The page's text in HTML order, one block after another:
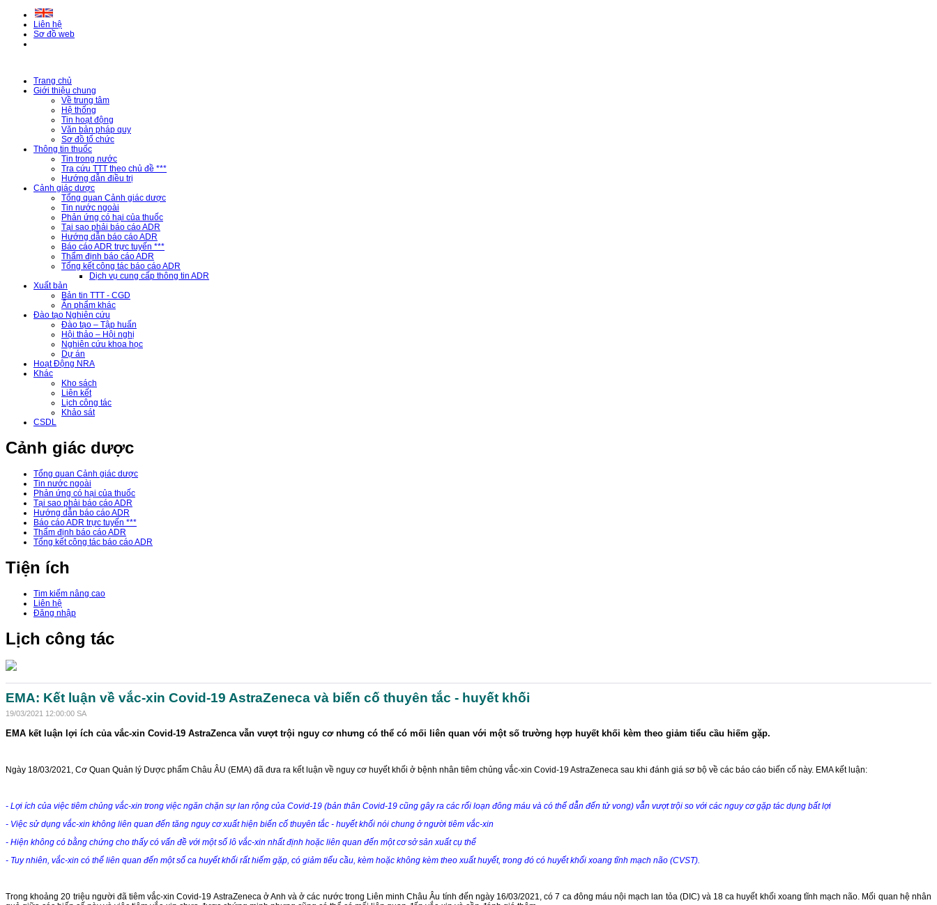
Liên hệ
Sơ đồ web
Trang chủ
Giới thiệu chung
Về trung tâm
Hệ thống
Tin hoạt động
Văn bản pháp quy
Sơ đồ tổ chức
Thông tin thuốc
Tin trong nước
Tra cứu TTT theo chủ đề ***
Hướng dẫn điều trị
Cảnh giác dược
Tổng quan Cảnh giác dược
Tin nước ngoài
Phản ứng có hại của thuốc
Tại sao phải báo cáo ADR
Hướng dẫn báo cáo ADR
Báo cáo ADR trực tuyến ***
Thẩm định báo cáo ADR
Tổng kết công tác báo cáo ADR
Dịch vụ cung cấp thông tin ADR
Xuất bản
Bản tin TTT - CGD
Ấn phẩm khác
Đào tạo Nghiên cứu
Đào tạo – Tập huấn
Hội thảo – Hội nghị
Nghiên cứu khoa học
Dự án
Hoạt Động NRA
Khác
Kho sách
Liên kết
Lịch công tác
Khảo sát
CSDL
Cảnh giác dược
Tổng quan Cảnh giác dược
Tin nước ngoài
Phản ứng có hại của thuốc
Tại sao phải báo cáo ADR
Hướng dẫn báo cáo ADR
Báo cáo ADR trực tuyến ***
Thẩm định báo cáo ADR
Tổng kết công tác báo cáo ADR
Tiện ích
Tim kiếm nâng cao
Liên hệ
Đăng nhập
Lịch công tác
EMA: Kết luận về vắc-xin Covid-19 AstraZeneca và biến cố thuyên tắc - huyết khối
19/03/2021 12:00:00 SA
EMA kết luận lợi ích của vắc-xin Covid-19 AstraZenca vẫn vượt trội nguy cơ nhưng có thể có mối liên quan với một số trường hợp huyết khối kèm theo giảm tiểu cầu hiếm gặp.
Ngày 18/03/2021, Cơ Quan Quản lý Dược phẩm Châu ÂU (EMA) đã đưa ra kết luận về nguy cơ huyết khối ở bệnh nhân tiêm chủng vắc-xin Covid-19 AstraZeneca sau khi đánh giá sơ bộ về các báo cáo biến cố này. EMA kết luận:
- Lợi ích của việc tiêm chủng vắc-xin trong việc ngăn chặn sự lan rộng của Covid-19 (bản thân Covid-19 cũng gây ra các rối loạn đông máu và có thể dẫn đến tử vong) vẫn vượt trội so với các nguy cơ gặp tác dụng bất lợi
- Việc sử dụng vắc-xin không liên quan đến tăng nguy cơ xuất hiện biến cố thuyên tắc - huyết khối nói chung ở người tiêm vắc-xin
- Hiện không có bằng chứng cho thấy có vấn đề với một số lô vắc-xin nhất định hoặc liên quan đến một cơ sở sản xuất cụ thể
- Tuy nhiên, vắc-xin có thể liên quan đến một số ca huyết khối rất hiếm gặp, có giảm tiểu cầu, kèm hoặc không kèm theo xuất huyết, trong đó có huyết khối xoang tĩnh mạch não (CVST).
Trong khoảng 20 triệu người đã tiêm vắc-xin Covid-19 AstraZeneca ở Anh và ở các nước trong Liên minh Châu Âu tính đến ngày 16/03/2021, có 7 ca đông máu nội mạch lan tỏa (DIC) và 18 ca huyết khối xoang tĩnh mạch não. Mối quan hệ nhân